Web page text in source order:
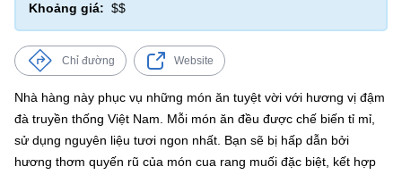
Khoảng giá: $$
Chỉ đường Website
Nhà hàng này phục vụ những món ăn tuyệt vời với hương vị đậm
đà truyền thống Việt Nam. Mỗi món ăn đều được chế biến tỉ mỉ,
sử dụng nguyên liệu tươi ngon nhất. Bạn sẽ bị hấp dẫn bởi
hương thơm quyến rũ của món cua rang muối đặc biệt, kết hợp